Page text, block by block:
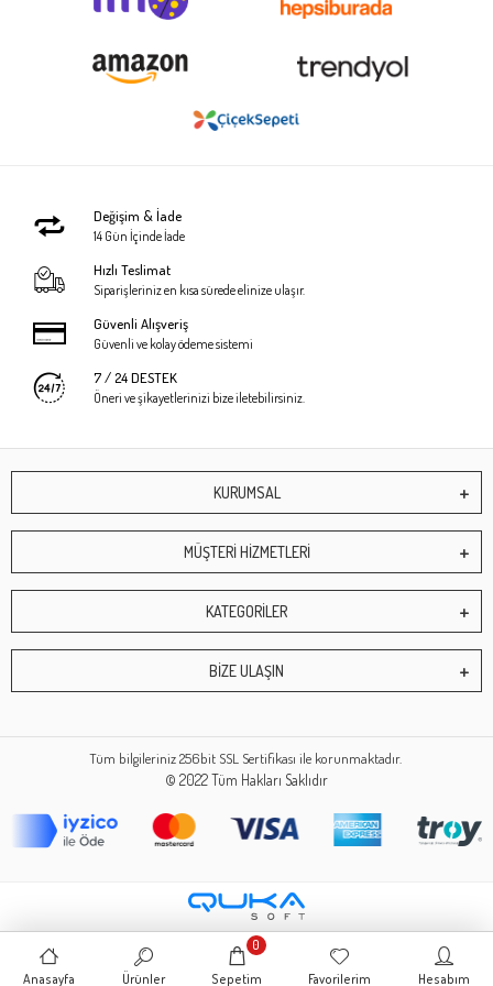
Değişim & İade
14 Gün İçinde İade
Hızlı Teslimat
Siparişleriniz en kısa sürede elinize ulaşır.
Güvenli Alışveriş
Güvenli ve kolay ödeme sistemi
7 / 24 DESTEK
Öneri ve şikayetlerinizi bize iletebilirsiniz.
KURUMSAL
MÜŞTERİ HİZMETLERİ
KATEGORİLER
BİZE ULAŞIN
Tüm bilgileriniz 256bit SSL Sertifikası ile korunmaktadır.
© 2022Tüm Hakları Saklıdır
Anasayfa Ürünler Sepetim
0
Favorilerim Hesabım